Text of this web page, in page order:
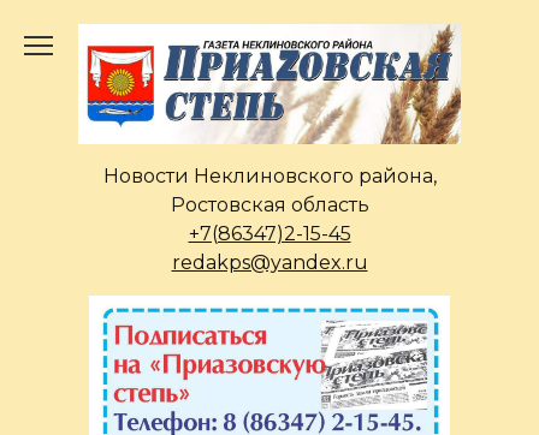
содержанию
Новости Неклиновского района,
Ростовская область
+7(86347)2-15-45
redakps@yandex.ru